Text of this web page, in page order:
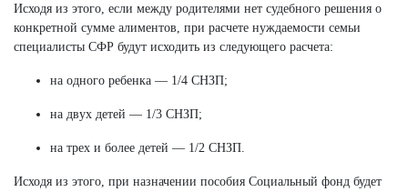
Исходя из этого, если между родителями нет судебного решения о
конкретной сумме алиментов, при расчете нуждаемости семьи
специалисты СФР будут исходить из следующего расчета:
на одного ребенка — 1/4 СНЗП;
на двух детей — 1/3 СНЗП;
на трех и более детей — 1/2 СНЗП.
Исходя из этого, при назначении пособия Социальный фонд будет